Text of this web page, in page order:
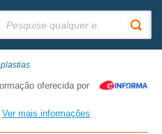
oferecida por
Ver mais informações